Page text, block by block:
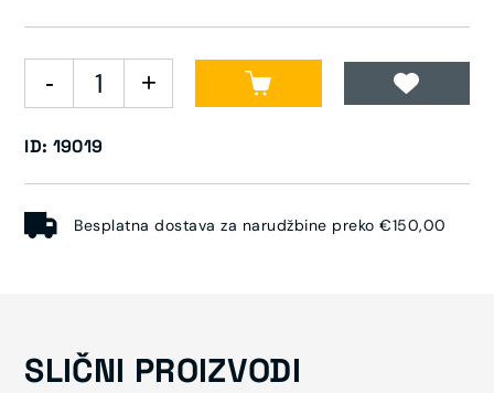
ID: 19019
Besplatna dostava za narudžbine preko €150,00
SLIČNI PROIZVODI